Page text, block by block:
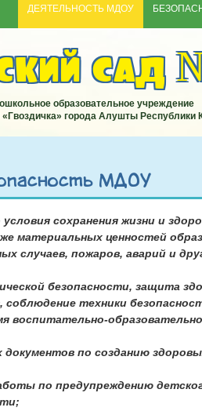
ДЕЯТЕЛЬНОСТЬ МДОУ
сад
образовательное учреждение
города Алушты Республики
МДОУ
сохранения жизни и
материальных ценностей
случаев, пожаров, аварий и
безопасности, защита
соблюдение техники
воспитательно-
по созданию
по предупреждению